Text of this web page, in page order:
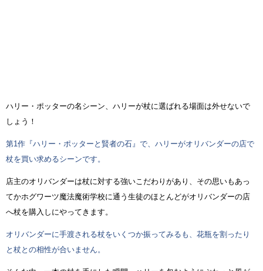
ハリー・ポッターの名シーン、ハリーが杖に選ばれる場面は外せないで
しょう！
第1作『ハリー・ポッターと賢者の石』で、ハリーがオリバンダーの店で
杖を買い求めるシーンです。
店主のオリバンダーは杖に対する強いこだわりがあり、その思いもあっ
てかホグワーツ魔法魔術学校に通う生徒のほとんどがオリバンダーの店
へ杖を購入しにやってきます。
オリバンダーに手渡される杖をいくつか振ってみるも、花瓶を割ったり
と杖との相性が合いません。